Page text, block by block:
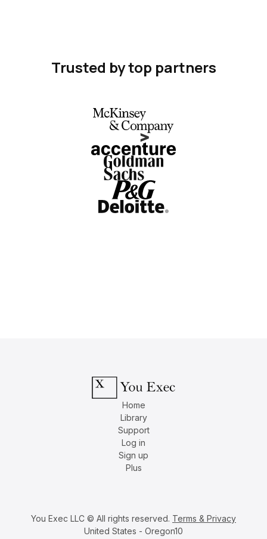
Trusted by top partners
Home
Library
Support
Log in
Sign up
Plus
You Exec LLC © All rights reserved. Terms & Privacy
United States - Oregon10